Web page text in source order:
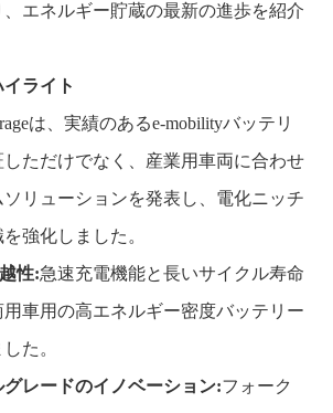
エネルギー貯蔵の最新の進歩を紹介
ライト
は、実績のあるe-mobilityバッテリ
ただけでなく、産業用車両に合わせ
リューションを発表し、電化ニッチ
強化しました。
性:急速充電機能と長いサイクル寿命
車用の高エネルギー密度バッテリー
た。
レードのイノベーション:フォーク